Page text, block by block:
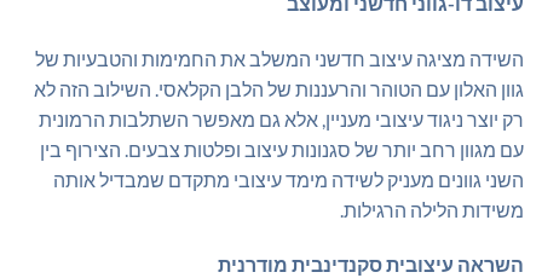
השידה מציגה עיצוב חדשני המשלב את החמימות והטבעיות של
גוון האלון עם הטוהר והרעננות של הלבן הקלאסי. השילוב הזה לא
רק יוצר ניגוד עיצובי מעניין, אלא גם מאפשר השתלבות הרמונית
עם מגוון רחב יותר של סגנונות עיצוב ופלטות צבעים. הצירוף בין
השני גוונים מעניק לשידה מימד עיצובי מתקדם שמבדיל אותה
משידות הלילה הרגילות.
השראה עיצובית סקנדינבית מודרנית